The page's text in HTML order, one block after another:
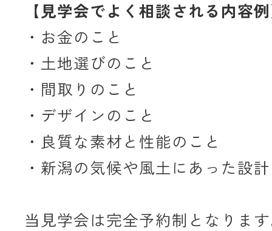
【見学会でよく相談される内容
・お金のこと
・土地選びのこと
・間取りのこと
・デザインのこと
・良質な素材と性能のこと
・新潟の気候や風土にあった設
当見学会は完全予約制となりま